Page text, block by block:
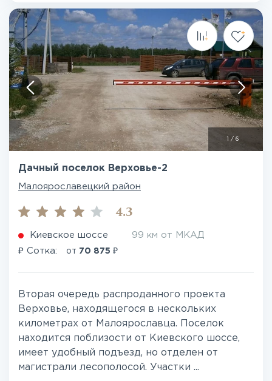
/ 6
Дачный поселок Верховье-2
Малоярославецкий район
4.3
Киевское шоссе 99 км от МКАД
₽ Сотка: от 70 875 ₽
Вторая очередь распроданного проекта
Верховье, находящегося в нескольких
километрах от Малоярославца. Поселок
находится поблизости от Киевского шоссе,
имеет удобный подъезд, но отделен от
магистрали лесополосой. Участки ...